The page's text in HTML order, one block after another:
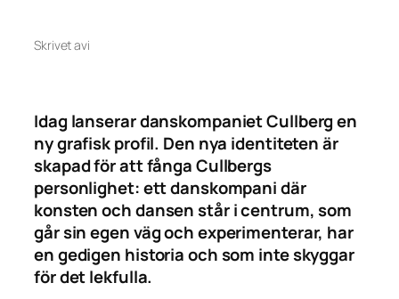
Skrivet avi
Idag lanserar danskompaniet Cullberg en
ny grafisk profil. Den nya identiteten är
skapad för att fånga Cullbergs
personlighet: ett danskompani där
konsten och dansen står i centrum, som
går sin egen väg och experimenterar, har
en gedigen historia och som inte skyggar
för det lekfulla.